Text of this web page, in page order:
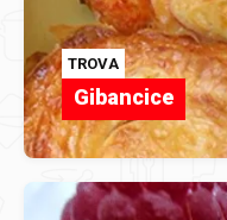
TROVA
Gibancice